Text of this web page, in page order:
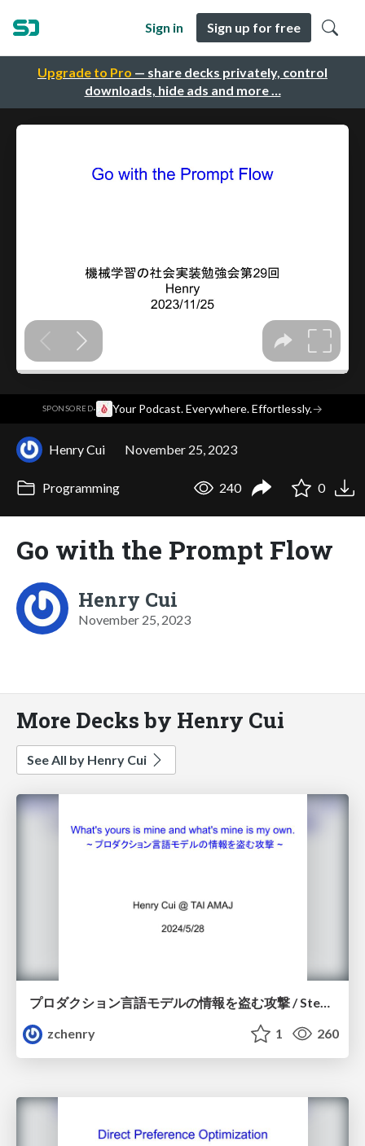
Upgrade to Pro — share decks privately, control
downloads, hide ads and more …
Sign in Sign up for free
SPONSORED· Your Podcast. Everywhere. Effortlessly.→
Henry Cui November 25, 2023
Programming 240 0
Go with the Prompt Flow
Henry Cui
November 25, 2023
More Decks by Henry Cui
See All by Henry Cui
プロダクション言語モデルの情報を盗む攻撃 / Stealing Part of a Production Language Model
zchenry
1 260